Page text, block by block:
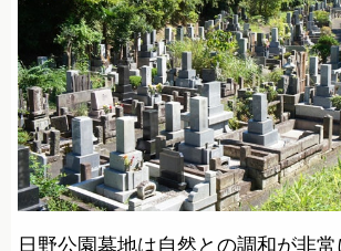
日野公園墓地は自然との調和が非常